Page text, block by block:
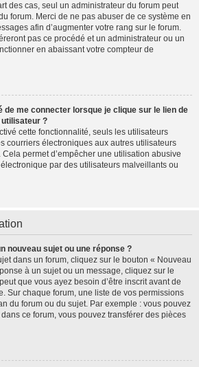
des cas, seul un administrateur du forum peut
forum. Merci de ne pas abuser de ce système en
afin d’augmenter votre rang sur le forum.
pas ce procédé et un administrateur ou un
en abaissant votre compteur de
de me connecter lorsque je clique sur le lien de
utilisateur ?
cette fonctionnalité, seuls les utilisateurs
courriers électroniques aux autres utilisateurs
permet d’empêcher une utilisation abusive
par des utilisateurs malveillants ou
nouveau sujet ou une réponse ?
dans un forum, cliquez sur le bouton « Nouveau
à un sujet ou un message, cliquez sur le
que vous ayez besoin d’être inscrit avant de
Sur chaque forum, une liste de vos permissions
du forum ou du sujet. Par exemple : vous pouvez
ce forum, vous pouvez transférer des pièces